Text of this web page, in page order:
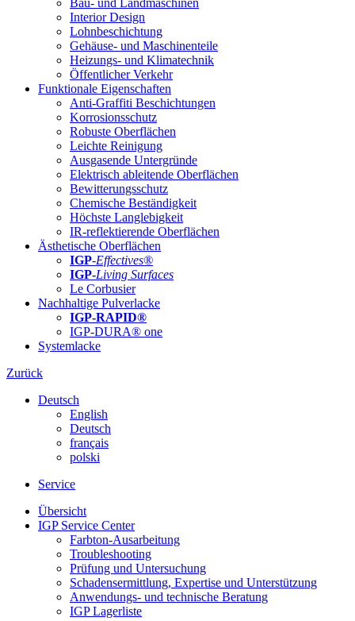
Interior Design
Lohnbeschichtung
Gehäuse- und Maschinenteile
Heizungs- und Klimatechnik
Öffentlicher Verkehr
Funktionale Eigenschaften
Anti-Graffiti Beschichtungen
Korrosionsschutz
Robuste Oberflächen
Leichte Reinigung
Ausgasende Untergründe
Elektrisch ableitende Oberflächen
Bewitterungsschutz
Chemische Beständigkeit
Höchste Langlebigkeit
IR-reflektierende Oberflächen
Ästhetische Oberflächen
IGP-Effectives®
IGP-Living Surfaces
Le Corbusier
Nachhaltige Pulverlacke
IGP-RAPID®
IGP-DURA® one
Systemlacke
Zurück
Deutsch
English
Deutsch
français
polski
Service
Übersicht
IGP Service Center
Farbton-Ausarbeitung
Troubleshooting
Prüfung und Untersuchung
Schadensermittlung, Expertise und Unterstützung
Anwendungs- und technische Beratung
IGP Lagerliste